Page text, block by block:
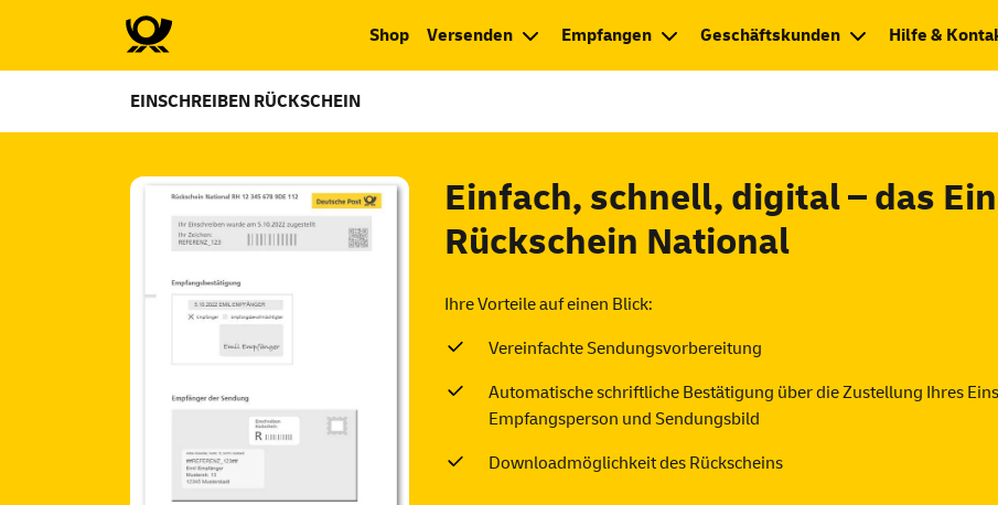
Shop Versenden Empfangen Geschäftskunden Hilfe &
EINSCHREIBEN RÜCKSCHEIN
Einschreiben RückscheinEinfach, schnell, digital – das
Rückschein National
Ihre Vorteile auf einen Blick:
Vereinfachte Sendungsvorbereitung
Automatische schriftliche Bestätigung über die Zustellung Ihres
Empfangsperson und Sendungsbild
Downloadmöglichkeit des Rückscheins